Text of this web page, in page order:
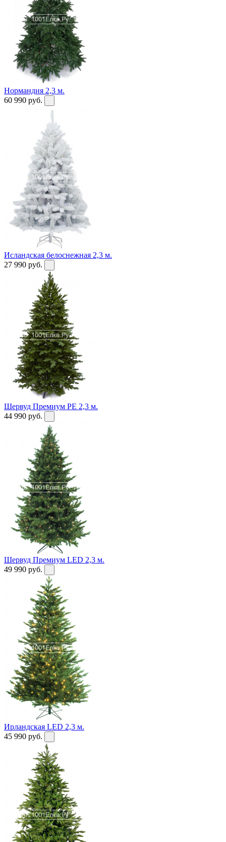
Нормандия 2,3 м.
60 990 руб.
Исландская белоснежная 2,3 м.
27 990 руб.
Шервуд Премиум PE 2,3 м.
44 990 руб.
Шервуд Премиум LED 2,3 м.
49 990 руб.
Ирландская LED 2,3 м.
45 990 руб.